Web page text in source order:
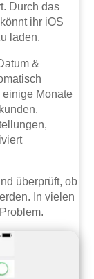
Durch das
ihr iOS
laden.
&
einige Monate
überprüft, ob
In vielen